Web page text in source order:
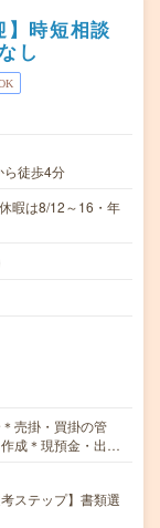
時短相談
し
ら徒歩4分
暇は8/12～16・年
売掛・買掛の管
成＊現預金・出…
ステップ】書類選